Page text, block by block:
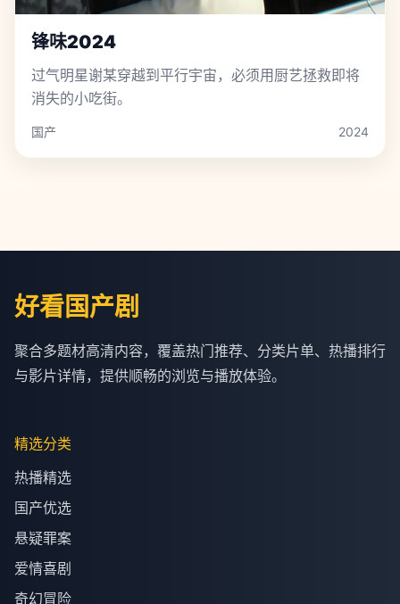
锋味2024
过气明星谢某穿越到平行宇宙，必须用厨艺拯救即将
消失的小吃街。
国产 2024
好看国产剧
聚合多题材高清内容，覆盖热门推荐、分类片单、热播排行
与影片详情，提供顺畅的浏览与播放体验。
精选分类
热播精选
国产优选
悬疑罪案
爱情喜剧
奇幻冒险